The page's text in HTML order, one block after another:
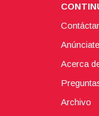
Acerca
Archivo